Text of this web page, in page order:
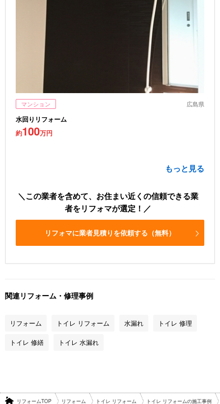
マンション 広島県
水回りリフォーム
約100万円
もっと見る
この業者を含めて、お住まい近くの信頼できる業
者をリフォマが選定！
リフォマに業者見積りを依頼する（無料）
関連リフォーム・修理事例
リフォーム トイレ リフォーム 水漏れ トイレ 修理
トイレ 修繕 トイレ 水漏れ
リフォームTOP リフォーム トイレ リフォーム トイレ リフォームの施工事例